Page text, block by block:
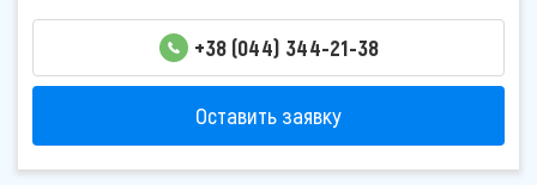
+38 (044) 344-21-38
Оставить заявку